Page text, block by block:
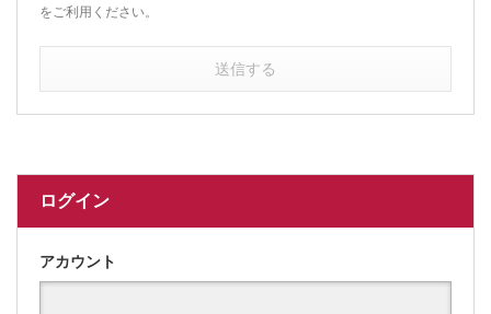
をご利用ください。
送信する
ログイン
アカウント